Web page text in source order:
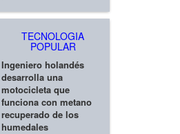
TECNOLOGIA
POPULAR
Ingeniero holandés
desarrolla una
motocicleta que
funciona con metano
recuperado de los
humedales